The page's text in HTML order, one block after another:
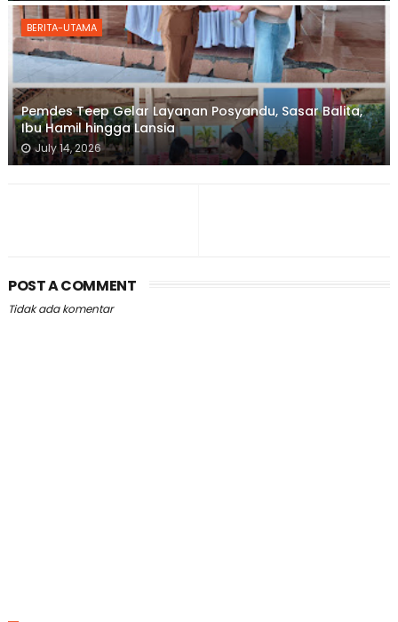
BERITA-UTAMA
Pemdes Teep Gelar Layanan Posyandu, Sasar Balita,
Ibu Hamil hingga Lansia
July 14, 2026
POST A COMMENT
Tidak ada komentar